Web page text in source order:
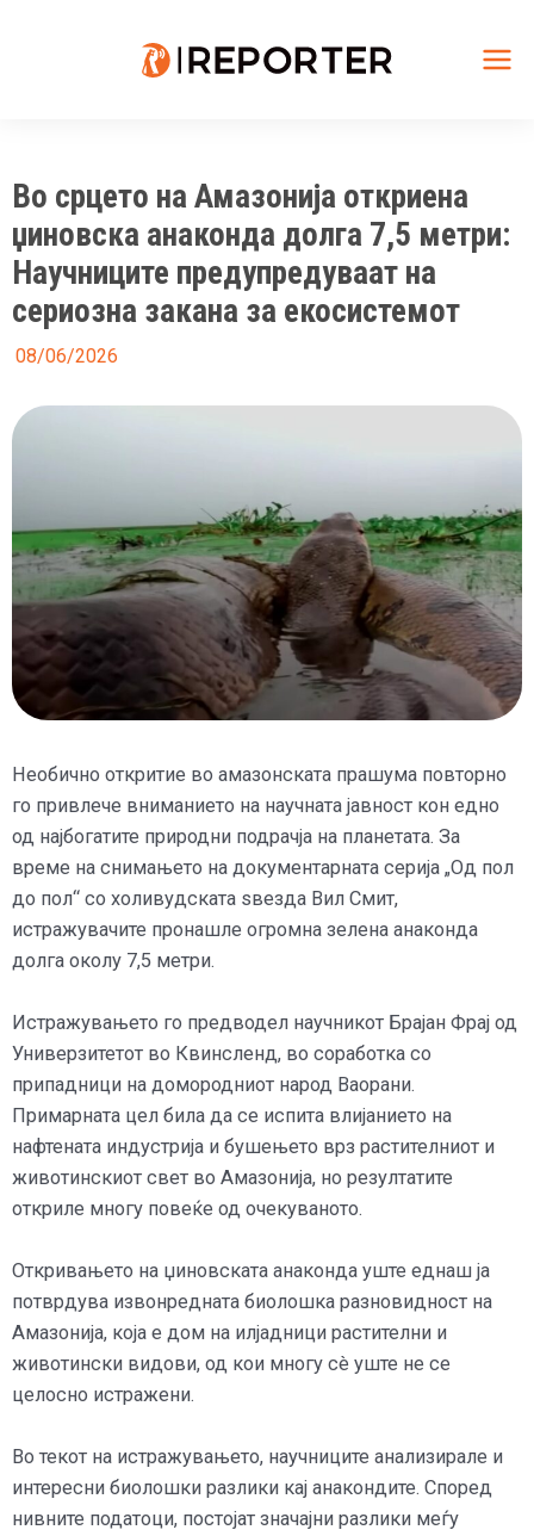
Во срцето на Амазонија откриена
џиновска анаконда долга 7,5 метри:
Научниците предупредуваат на
сериозна закана за екосистемот
08/06/2026
Необично откритие во амазонската прашума повторно
го привлече вниманието на научната јавност кон едно
од најбогатите природни подрачја на планетата. За
време на снимањето на документарната серија „Од пол
до пол“ со холивудската ѕвезда Вил Смит,
истражувачите пронашле огромна зелена анаконда
долга околу 7,5 метри.
Истражувањето го предводел научникот Брајан Фрај од
Универзитетот во Квинсленд, во соработка со
припадници на домородниот народ Ваорани.
Примарната цел била да се испита влијанието на
нафтената индустрија и бушењето врз растителниот и
животинскиот свет во Амазонија, но резултатите
откриле многу повеќе од очекуваното.
Откривањето на џиновската анаконда уште еднаш ја
потврдува извонредната биолошка разновидност на
Амазонија, која е дом на илјадници растителни и
животински видови, од кои многу сè уште не се
целосно истражени.
Во текот на истражувањето, научниците анализирале и
интересни биолошки разлики кај анакондите. Според
нивните податоци, постојат значајни разлики меѓу